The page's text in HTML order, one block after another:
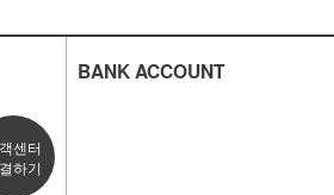
센터
하기
BANK ACCOUNT